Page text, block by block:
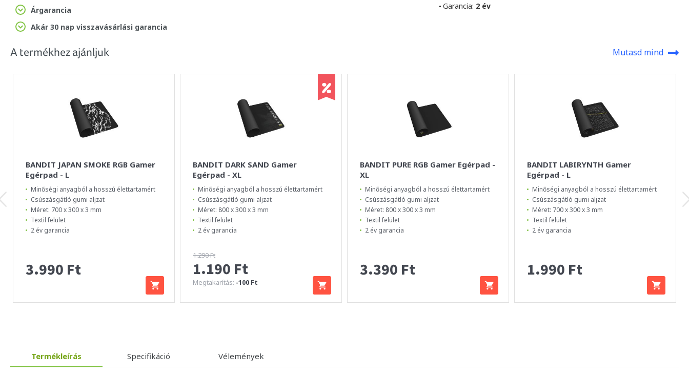
Árgarancia
Akár 30 nap visszavásárlási garancia
Garancia: 2 év
A termékhez ajánljuk Mutasd mind
BANDIT JAPAN SMOKE RGB Gamer
Egérpad - L
Minőségi anyagból a hosszú élettartamért
Csúszásgátló gumi aljzat
Méret: 700 x 300 x 3 mm
Textil felület
2 év garancia
3.990 Ft
BANDIT DARK SAND Gamer
Egérpad - XL
Minőségi anyagból a hosszú élettartamért
Csúszásgátló gumi aljzat
Méret: 800 x 300 x 3 mm
Textil felület
2 év garancia
1.290 Ft
1.190 Ft
Megtakarítás: -100 Ft
BANDIT PURE RGB Gamer Egérpad -
XL
Minőségi anyagból a hosszú élettartamért
Csúszásgátló gumi aljzat
Méret: 800 x 300 x 3 mm
Textil felület
2 év garancia
3.390 Ft
BANDIT LABIRYNTH Gamer
Egérpad - L
Minőségi anyagból a hosszú élettartamért
Csúszásgátló gumi aljzat
Méret: 700 x 300 x 3 mm
Textil felület
2 év garancia
1.990 Ft
Termékleírás Specifikáció Vélemények